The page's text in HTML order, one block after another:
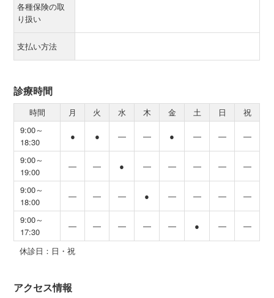
各種保険の取
り扱い
支払い方法
診療時間
時間 月 火 水 木 金 土 日
祝
9:00～
18:30
● ● ― ― ● ― ― ―
9:00～
19:00
― ― ● ― ― ― ― ―
9:00～
18:00
― ― ― ● ― ― ― ―
9:00～
17:30
― ― ― ― ― ● ― ―
休診日：日・祝
アクセス情報